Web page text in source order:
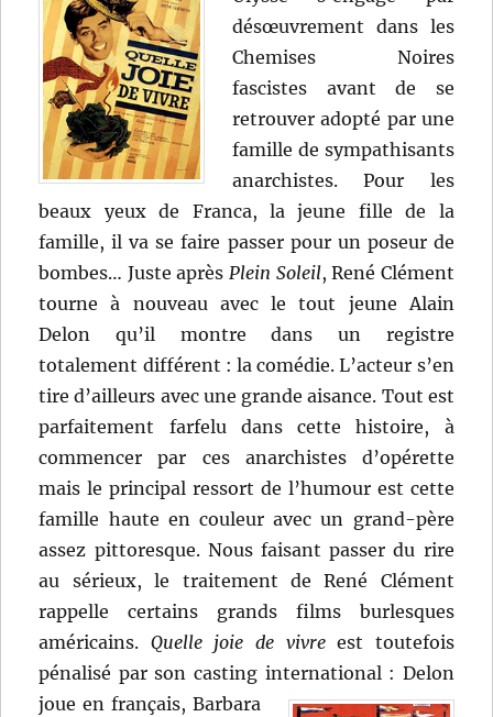
désœuvrement dans les
Chemises Noires
fascistes avant de se
retrouver adopté par une
famille de sympathisants
anarchistes. Pour les
beaux yeux de Franca, la jeune fille de la
famille, il va se faire passer pour un poseur de
bombes… Juste après Plein Soleil, René Clément
tourne à nouveau avec le tout jeune Alain
Delon qu’il montre dans un registre
totalement différent : la comédie. L’acteur s’en
tire d’ailleurs avec une grande aisance. Tout est
parfaitement farfelu dans cette histoire, à
commencer par ces anarchistes d’opérette
mais le principal ressort de l’humour est cette
famille haute en couleur avec un grand-père
assez pittoresque. Nous faisant passer du rire
au sérieux, le traitement de René Clément
rappelle certains grands films burlesques
américains. Quelle joie de vivreest toutefois
pénalisé par son casting international : Delon
joue en français, Barbara